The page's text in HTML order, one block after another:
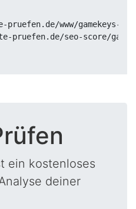
www/gamekeys-
seo-score/
ein kostenloses
deiner